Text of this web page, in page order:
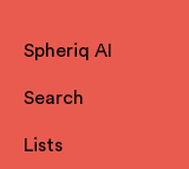
Spheriq AI
Search
Lists